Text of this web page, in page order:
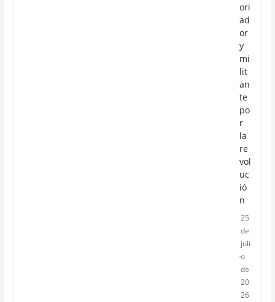
ori
ad
or
y
mi
lit
an
te
po
r
la
re
vol
uc
ió
n
25
de
juli
o
de
20
26